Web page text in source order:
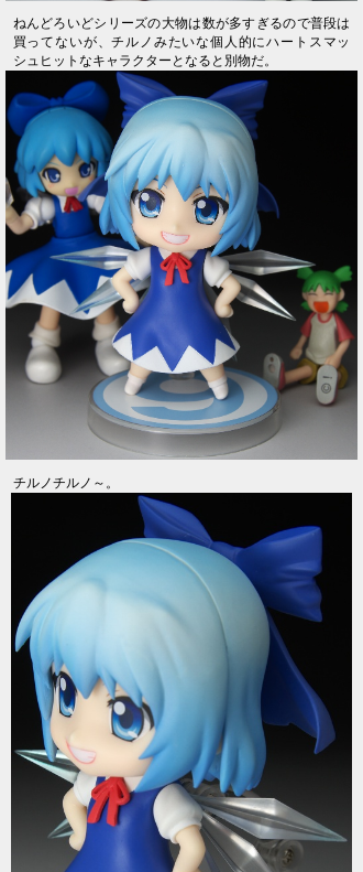
ねんどろいどシリーズの大物は数が多すぎるので普段は
買ってないが、チルノみたいな個人的にハートスマッ
シュヒットなキャラクターとなると別物だ。
チルノチルノ～。